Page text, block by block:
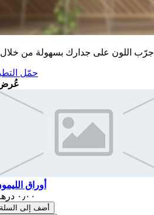
جرّب اللون على جدارك بسهولة من خلال
حمّل
عُرض
أوراق
أضف إلى السلة